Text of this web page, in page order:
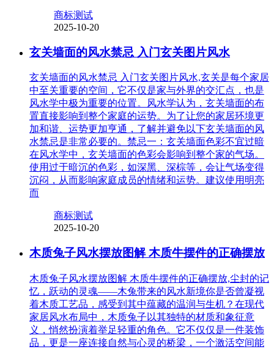
商标测试
2025-10-20
玄关墙面的风水禁忌 入门玄关图片风水
玄关墙面的风水禁忌 入门玄关图片风水,玄关是每个家居
中至关重要的空间，它不仅是家与外界的交汇点，也是
风水学中极为重要的位置。风水学认为，玄关墙面的布
置直接影响到整个家庭的运势。为了让您的家居环境更
加和谐、运势更加亨通，了解并避免以下玄关墙面的风
水禁忌是非常必要的。禁忌一：玄关墙面色彩不宜过暗
在风水学中，玄关墙面的色彩会影响到整个家的气场。
使用过于暗沉的色彩，如深黑、深棕等，会让气场变得
沉闷，从而影响家庭成员的情绪和运势。建议使用明亮
而
商标测试
2025-10-20
木质兔子风水摆放图解 木质牛摆件的正确摆放
木质兔子风水摆放图解 木质牛摆件的正确摆放,尘封的记
忆，跃动的灵魂——木兔带来的风水新境你是否曾凝视
着木质工艺品，感受到其中蕴藏的温润与生机？在现代
家居风水布局中，木质兔子以其独特的材质和象征意
义，悄然扮演着举足轻重的角色。它不仅仅是一件装饰
品，更是一座连接自然与心灵的桥梁，一个激活空间能